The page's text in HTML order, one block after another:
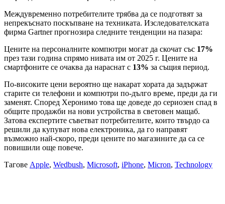
Междувременно потребителите трябва да се подготвят за
непрекъснато поскъпване на техниката. Изследователската
фирма Gartner прогнозира следните тенденции на пазара:
Цените на персоналните компютри могат да скочат със 17%
през тази година спрямо нивата им от 2025 г. Цените на
смартфоните се очаква да нараснат с 13% за същия период.
По-високите цени вероятно ще накарат хората да задържат
старите си телефони и компютри по-дълго време, преди да ги
заменят. Според Херонимо това ще доведе до сериозен спад в
общите продажби на нови устройства в световен мащаб.
Затова експертите съветват потребителите, които твърдо са
решили да купуват нова електроника, да го направят
възможно най-скоро, преди цените по магазините да са се
повишили още повече.
Тагове Apple, Wedbush, Microsoft, iPhone, Micron, Technology